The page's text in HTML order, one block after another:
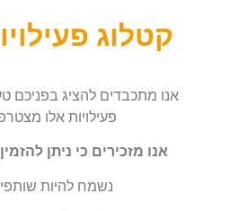
קטלוג
אנו מתכבדים להציג בפניכם
פעילויות אלו
אנו מזכירים כי ניתן
נשמח להיות